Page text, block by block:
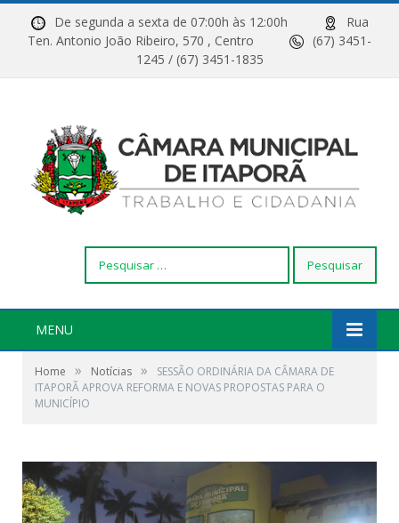
De segunda a sexta de 07:00h às 12:00h
Rua
Ten. Antonio João Ribeiro, 570 , Centro
(67) 3451-
1245 / (67) 3451-1835
por:
MENU
Home » Notícias »
SESSÃO ORDINÁRIA DA CÂMARA DE
ITAPORÃ APROVA REFORMA E NOVAS PROPOSTAS PARA O
MUNICÍPIO